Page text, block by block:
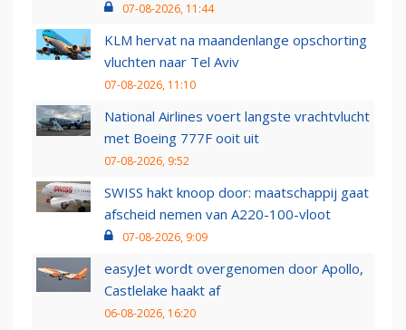
07-08-2026, 11:44
KLM hervat na maandenlange opschorting
vluchten naar Tel Aviv
07-08-2026, 11:10
National Airlines voert langste vrachtvlucht
met Boeing 777F ooit uit
07-08-2026, 9:52
SWISS hakt knoop door: maatschappij gaat
afscheid nemen van A220-100-vloot
07-08-2026, 9:09
easyJet wordt overgenomen door Apollo,
Castlelake haakt af
06-08-2026, 16:20